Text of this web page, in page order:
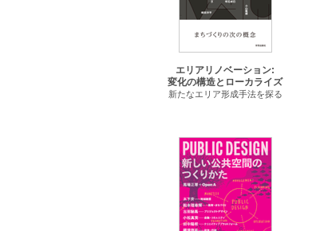
エリアリノベーション:
変化の構造とローカライズ
新たなエリア形成手法を探る